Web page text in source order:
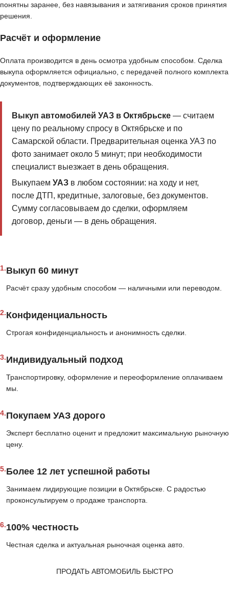
понятны заранее, без навязывания и затягивания сроков принятия
решения.
Расчёт и оформление
Оплата производится в день осмотра удобным способом. Сделка
выкупа оформляется официально, с передачей полного комплекта
документов, подтверждающих её законность.
Выкуп автомобилей УАЗ в Октябрьске— считаем
цену по реальному спросу в Октябрьске и по
Самарской области. Предварительная оценка УАЗ по
фото занимает около 5 минут; при необходимости
специалист выезжает в день обращения.
Выкупаем УАЗв любом состоянии: на ходу и нет,
после ДТП, кредитные, залоговые, без документов.
Сумму согласовываем до сделки, оформляем
договор, деньги — в день обращения.
1.Выкуп 60 минут
Расчёт сразу удобным способом — наличными или переводом.
2.Конфиденциальность
Строгая конфиденциальность и анонимность сделки.
3.Индивидуальный подход
Транспортировку, оформление и переоформление оплачиваем
мы.
4.Покупаем УАЗ дорого
Эксперт бесплатно оценит и предложит максимальную рыночную
цену.
5.Более 12 лет успешной работы
Занимаем лидирующие позиции в Октябрьске. С радостью
проконсультируем о продаже транспорта.
6.100% честность
Честная сделка и актуальная рыночная оценка авто.
ПРОДАТЬ АВТОМОБИЛЬ БЫСТРО